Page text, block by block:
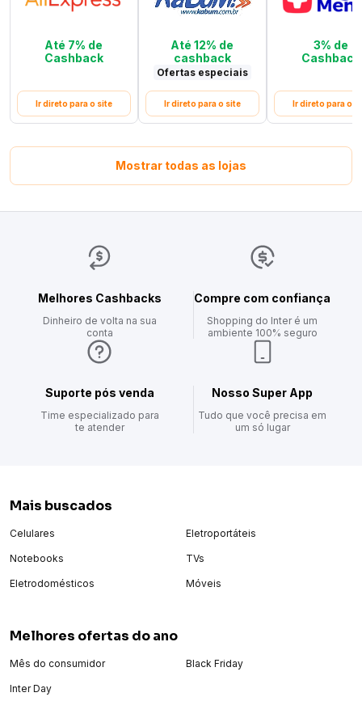
Até 7% de
Cashback
Ir direto para o site
Até 12% de
cashback
Ofertas especiais
Ir direto para o site
3% de
Cashback
Ir direto para o
Mostrar todas as lojas
Melhores Cashbacks
Dinheiro de volta na sua
conta
Compre com confiança
Shopping do Inter é um
ambiente 100% seguro
Suporte pós venda
Time especializado para
te atender
Nosso Super App
Tudo que você precisa em
um só lugar
Mais buscados
Celulares
Notebooks
Eletrodomésticos
Eletroportáteis
TVs
Móveis
Melhores ofertas do ano
Mês do consumidor
Inter Day
Black Friday